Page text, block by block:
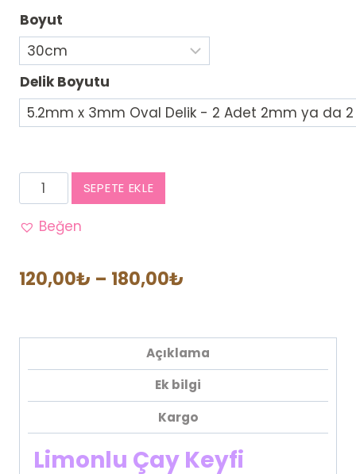
120,00₺ – 180,00₺
120,00₺
-
180,00₺
Boyut
Delik Boyutu
Limonlu
Çay
Keyfi
Tabanlık
adet
SEPETE EKLE
Beğen
Açıklama
Ek bilgi
Kargo
Limonlu Çay Keyfi